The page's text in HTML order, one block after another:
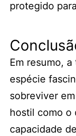
protegido
Em resumo,
espécie
sobreviver
hostil como o
capacidade